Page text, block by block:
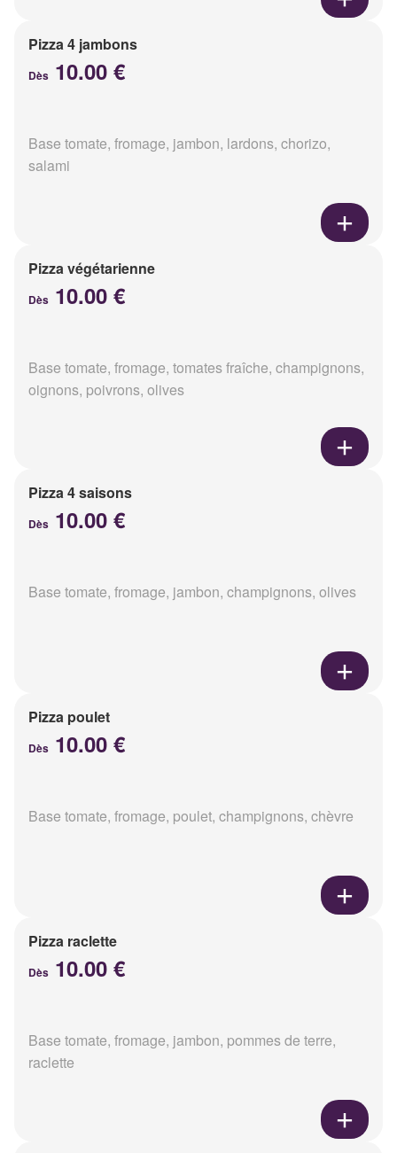
Pizza 4 jambons
Dès 10.00 €
Base tomate, fromage, jambon, lardons, chorizo,
salami
Pizza végétarienne
Dès 10.00 €
Base tomate, fromage, tomates fraîche, champignons,
oignons, poivrons, olives
Pizza 4 saisons
Dès 10.00 €
Base tomate, fromage, jambon, champignons, olives
Pizza poulet
Dès 10.00 €
Base tomate, fromage, poulet, champignons, chèvre
Pizza raclette
Dès 10.00 €
Base tomate, fromage, jambon, pommes de terre,
raclette